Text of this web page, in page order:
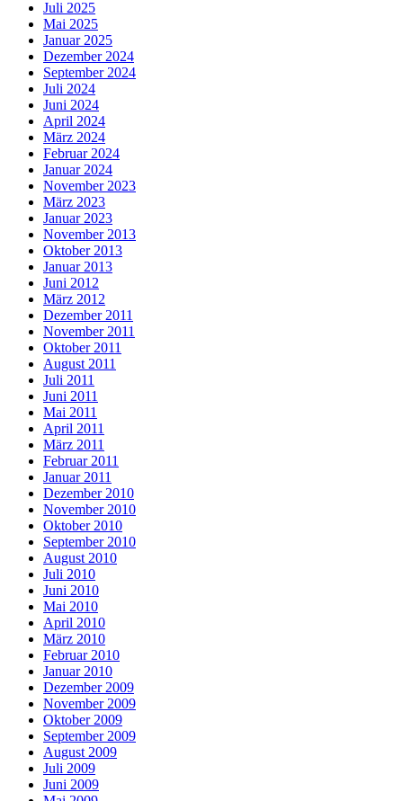
Juli 2025
Mai 2025
Januar 2025
Dezember 2024
September 2024
Juli 2024
Juni 2024
April 2024
März 2024
Februar 2024
Januar 2024
November 2023
März 2023
Januar 2023
November 2013
Oktober 2013
Januar 2013
Juni 2012
März 2012
Dezember 2011
November 2011
Oktober 2011
August 2011
Juli 2011
Juni 2011
Mai 2011
April 2011
März 2011
Februar 2011
Januar 2011
Dezember 2010
November 2010
Oktober 2010
September 2010
August 2010
Juli 2010
Juni 2010
Mai 2010
April 2010
März 2010
Februar 2010
Januar 2010
Dezember 2009
November 2009
Oktober 2009
September 2009
August 2009
Juli 2009
Juni 2009